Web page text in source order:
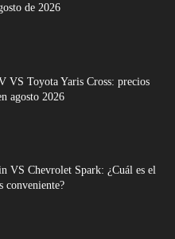
de 2026
VS Toyota Yaris Cross: precios
agosto 2026
VS Chevrolet Spark: ¿Cuál es el
conveniente?